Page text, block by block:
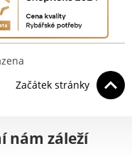
Začátek stránky
nám záleží